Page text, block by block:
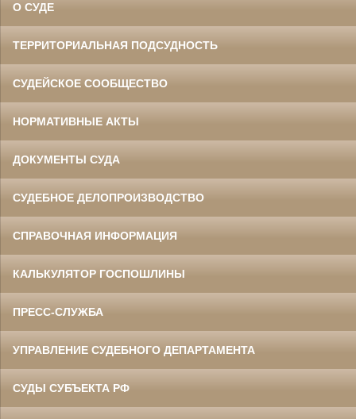
О СУДЕ
ТЕРРИТОРИАЛЬНАЯ ПОДСУДНОСТЬ
СУДЕЙСКОЕ СООБЩЕСТВО
НОРМАТИВНЫЕ АКТЫ
ДОКУМЕНТЫ СУДА
СУДЕБНОЕ ДЕЛОПРОИЗВОДСТВО
СПРАВОЧНАЯ ИНФОРМАЦИЯ
КАЛЬКУЛЯТОР ГОСПОШЛИНЫ
ПРЕСС-СЛУЖБА
УПРАВЛЕНИЕ СУДЕБНОГО ДЕПАРТАМЕНТА
СУДЫ СУБЪЕКТА РФ